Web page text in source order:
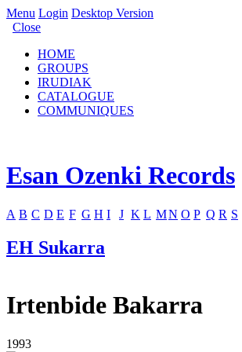
Menu Login Desktop Version
Close
HOME
GROUPS
IRUDIAK
CATALOGUE
COMMUNIQUES
Esan Ozenki Records
A B C D E F G H I J K L MN O P Q R S
EH Sukarra
Irtenbide Bakarra
1993